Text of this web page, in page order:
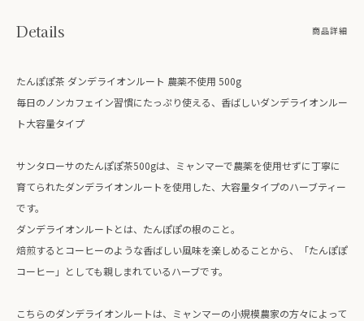
商品詳細
Details
たんぽぽ茶 ダンデライオンルート 農薬不使用 500g
毎日のノンカフェイン習慣にたっぷり使える、香ばしいダンデライオンルー
ト大容量タイプ
サンタローサのたんぽぽ茶500gは、ミャンマーで農薬を使用せずに丁寧に
育てられたダンデライオンルートを使用した、大容量タイプのハーブティー
です。
ダンデライオンルートとは、たんぽぽの根のこと。
焙煎するとコーヒーのような香ばしい風味を楽しめることから、「たんぽぽ
コーヒー」としても親しまれているハーブです。
こちらのダンデライオンルートは、ミャンマーの小規模農家の方々によって